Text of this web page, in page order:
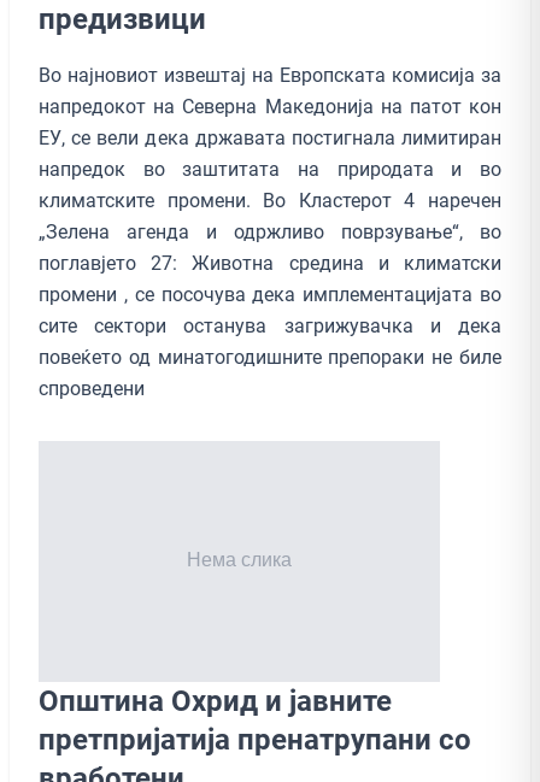
предизвици
Во најновиот извештај на Европската комисија за
напредокот на Северна Македонија на патот кон
ЕУ, се вели дека државата постигнала лимитиран
напредок во заштитата на природата и во
климатските промени. Во Кластерот 4 наречен
„Зелена агенда и одржливо поврзување“, во
поглавјето 27: Животна средина и климатски
промени , се посочува дека имплементацијата во
сите сектори останува загрижувачка и дека
повеќето од минатогодишните препораки не биле
спроведени
Општина Охрид и јавните
претпријатија пренатрупани со